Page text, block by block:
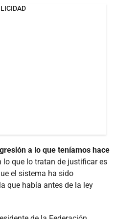
a lo que teníamos hace
lo que lo tratan de justificar es
el sistema ha sido
que había antes de la ley